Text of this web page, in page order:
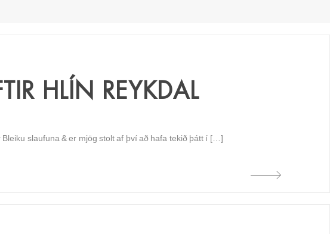
HLÍN REYKDAL
slaufuna & er mjög stolt af því að hafa tekið þátt í […]